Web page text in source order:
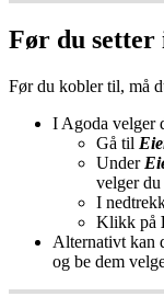
Før du setter
Før du kobler til, må
I Agoda velger
Gå til
Under
velger du
I
Klikk på
Alternativt kan
og be dem